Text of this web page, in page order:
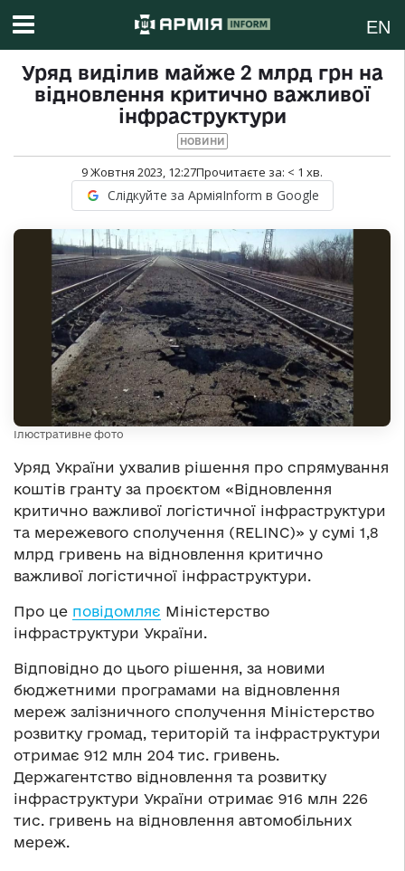
EN
Уряд виділив майже 2 млрд грн на
відновлення критично важливої
інфраструктури
НОВИНИ
9 Жовтня 2023, 12:27Прочитаєте за: < 1 хв.
Слідкуйте за АрміяInform в Google
Ілюстративне фото
Уряд України ухвалив рішення про спрямування
коштів гранту за проєктом «Відновлення
критично важливої логістичної інфраструктури
та мережевого сполучення (RELINC)» у сумі 1,8
млрд гривень на відновлення критично
важливої логістичної інфраструктури.
Про це повідомляє Міністерство
інфраструктури України.
Відповідно до цього рішення, за новими
бюджетними програмами на відновлення
мереж залізничного сполучення Міністерство
розвитку громад, територій та інфраструктури
отримає 912 млн 204 тис. гривень.
Держагентство відновлення та розвитку
інфраструктури України отримає 916 млн 226
тис. гривень на відновлення автомобільних
мереж.